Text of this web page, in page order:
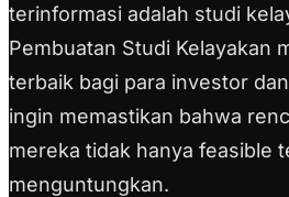
terinformasi adalah studi
Pembuatan Studi Kelayakan
terbaik bagi para investor
ingin memastikan bahwa
mereka tidak hanya feasible
menguntungkan.